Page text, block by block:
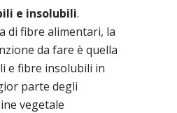
e insolubili.
di fibre alimentari, la
da fare è quella
e fibre insolubili in
parte degli
vegetale